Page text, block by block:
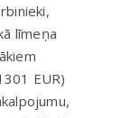
līmeņa
EUR)